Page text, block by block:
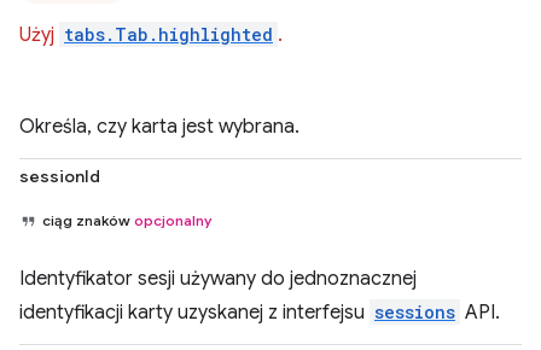
Użyj tabs.Tab.highlighted .
Określa, czy karta jest wybrana.
sessionId
ciąg znaków opcjonalny
Identyfikator sesji używany do jednoznacznej
identyfikacji karty uzyskanej z interfejsu sessions API.